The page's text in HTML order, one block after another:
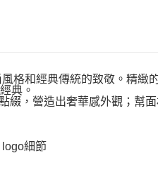
格和經典傳統的致敬。精緻
典。
綴，營造出奢華感外觀；幫
細節